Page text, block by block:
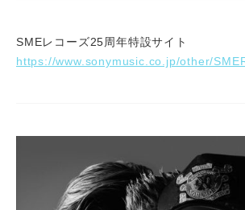
SMEレコーズ25周年特設サイト
https://www.sonymusic.co.jp/other/